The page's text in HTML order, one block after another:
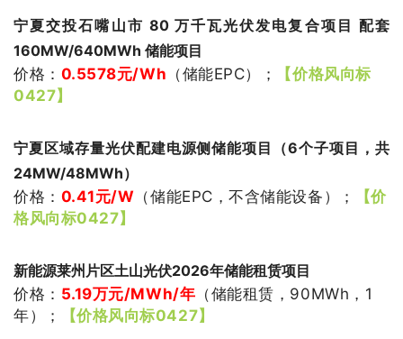
宁夏交投石嘴山市 80 万千瓦光伏发电复合项目 配套
160MW/640MWh 储能项目
价格： 0.5578元/Wh （储能EPC） ；
【价格风向标
0427】
宁夏区域存量光伏配建电源侧储能项目（6个子项目，共
24MW/48MWh）
价格： 0.41元/W （储能EPC，不含储能设备 ） ；
【价
格风向标0427】
新能源莱州片区土山光伏2026年储能租赁项目
价格： 5.19万元/MWh/年 （储能租赁，90MWh，1
年） ； 【价格风向标0427】